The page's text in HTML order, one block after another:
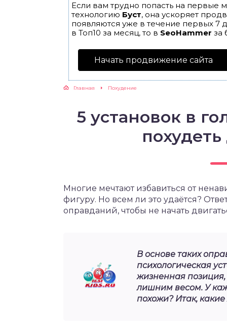
Если вам трудно попасть на первые
технологию Буст, она ускоряет
появляются уже в течение первых 7
в Топ10 за месяц, то в SeoHammer за
Начать продвижение сайта
Главная Похудение
5 установок в
Многие мечтают избавиться от
фигуру. Но всем ли это удаётся?
оправданий, чтобы не начать
В основе таких
психологическая
жизненная
лишним весом. У
похожи? Итак,